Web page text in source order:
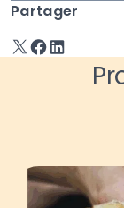
Partager